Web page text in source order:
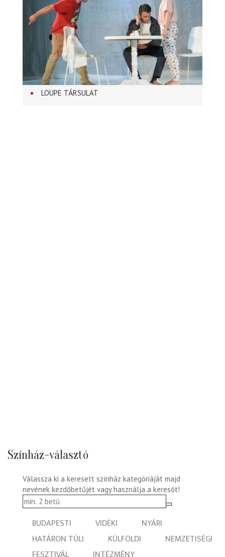
LOUPE TÁRSULAT
Színház-választó
Válassza ki a keresett színház kategóriáját majd
nevének kezdőbetűjét vagy használja a keresőt!
BUDAPESTI VIDÉKI
NYÁRI
HATÁRON TÚLI
KÜLFÖLDI
NEMZETISÉGI